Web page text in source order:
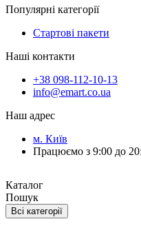
Популярні категорії
Стартові пакети
Наші контакти
+38 098-112-10-13
info@emart.co.ua
Наш адрес
м. Київ
Працюємо з 9:00 до
Каталог
Пошук
Всі категорії